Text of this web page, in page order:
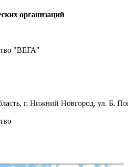
организаций
"ВЕГА"
г. Нижний Новгород, ул. Б.